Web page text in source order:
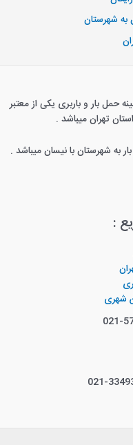
به شهرستان
در زمینه حمل بار و باربری یکی از معتبر
تهران میباشد .
به شهرستان با نیسان میباشد .
:
شهری